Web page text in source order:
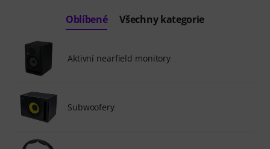
Oblíbené Všechny kategorie
Aktivní nearfield monitory
Subwoofery